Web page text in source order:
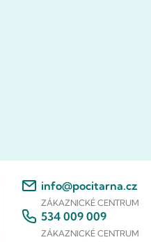
info@pocitarna.cz
ZÁKAZNICKÉ CENTRUM
534 009 009
ZÁKAZNICKÉ CENTRUM